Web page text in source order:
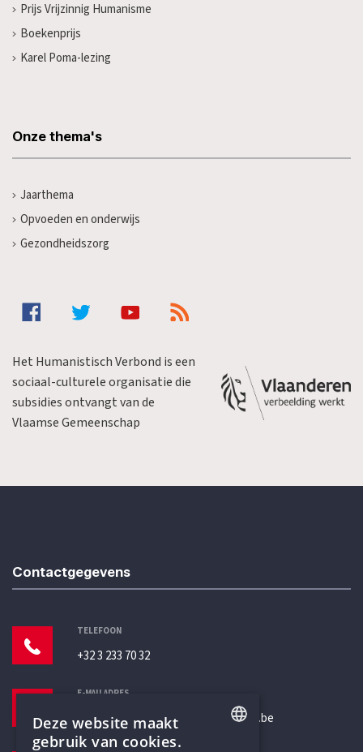
Prijs Vrijzinnig Humanisme
Boekenprijs
Karel Poma-lezing
Onze thema's
Jaarthema
Opvoeden en onderwijs
Gezondheidszorg
Het Humanistisch Verbond is een
sociaal-culturele organisatie die
subsidies ontvangt van de
Vlaamse Gemeenschap
Contactgegevens
TELEFOON
+32 3 233 70 32
E-MAILADRES
secretariaat@humanistischverbond.be
Deze website maakt
gebruik van cookies.